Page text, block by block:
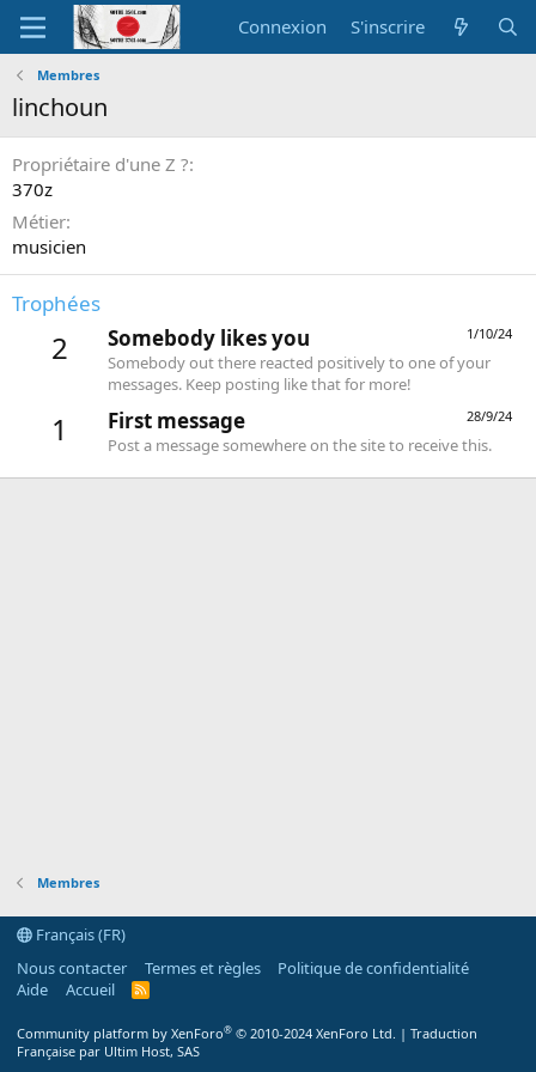
Connexion S'inscrire
Membres
linchoun
Propriétaire d'une Z ?
370z
Métier
musicien
Trophées
2 1/10/24
Somebody likes you
Somebody out there reacted positively to one of your
messages. Keep posting like that for more!
1 28/9/24
First message
Post a message somewhere on the site to receive this.
Membres
Français (FR)
Nous contacter
Termes et règles
Politique de confidentialité
Aide
Accueil
R
Community platform by XenForo® © 2010-2024 XenForo Ltd. | Traduction
Française par Ultim Host, SAS